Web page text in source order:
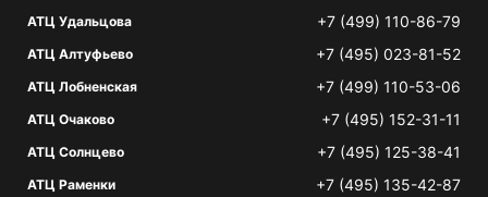
АТЦ Удальцова +7 (499) 110-86-79
АТЦ Алтуфьево +7 (495) 023-81-52
АТЦ Лобненская +7 (499) 110-53-06
АТЦ Очаково +7 (495) 152-31-11
АТЦ Солнцево +7 (495) 125-38-41
АТЦ Раменки +7 (495) 135-42-87